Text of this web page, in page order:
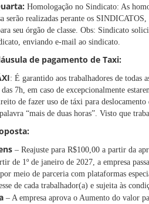
Homologação no Sindicato: As
serão realizadas perante os
seu órgão de classe. Obs: Sindicato
enviando e-mail ao sindicato.
de pagamento de Taxi:
: É garantido aos trabalhadores de todas
das 7h, em caso de excepcionalmente
de fazer uso de táxi para deslocamento
“mais de duas horas”. Visto que
– Reajuste para R$100,00 a partir da
de 1º de janeiro de 2027, a empresa
meio de parceria com plataformas
de cada trabalhador(a) e sujeita às
– A empresa aprova o Aumento do valor